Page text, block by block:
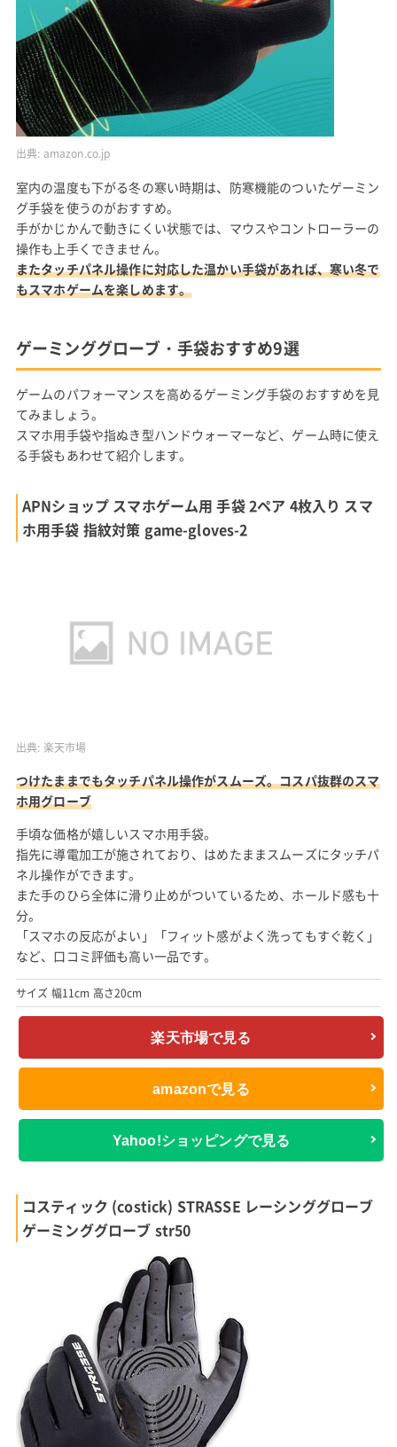
出典: amazon.co.jp
室内の温度も下がる冬の寒い時期は、防寒機能のついたゲーミン
グ手袋を使うのがおすすめ。
手がかじかんで動きにくい状態では、マウスやコントローラーの
操作も上手くできません。
またタッチパネル操作に対応した温かい手袋があれば、寒い冬で
もスマホゲームを楽しめます。
ゲーミンググローブ・手袋おすすめ9選
ゲームのパフォーマンスを高めるゲーミング手袋のおすすめを見
てみましょう。
スマホ用手袋や指ぬき型ハンドウォーマーなど、ゲーム時に使え
る手袋もあわせて紹介します。
APNショップ スマホゲーム用 手袋 2ペア 4枚入り スマ
ホ用手袋 指紋対策 game-gloves-2
出典: 楽天市場
つけたままでもタッチパネル操作がスムーズ。コスパ抜群のスマ
ホ用グローブ
手頃な価格が嬉しいスマホ用手袋。
指先に導電加工が施されており、はめたままスムーズにタッチパ
ネル操作ができます。
また手のひら全体に滑り止めがついているため、ホールド感も十
分。
「スマホの反応がよい」「フィット感がよく洗ってもすぐ乾く」
など、口コミ評価も高い一品です。
サイズ 幅11cm 高さ20cm
楽天市場で見る
amazonで見る
Yahoo!ショッピングで見る
コスティック (costick) STRASSE レーシンググローブ
ゲーミンググローブ str50